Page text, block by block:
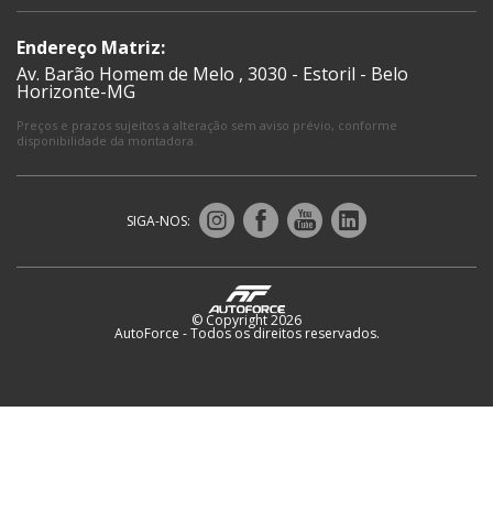
Endereço Matriz:
Av. Barão Homem de Melo , 3030 - Estoril - Belo
Horizonte-MG
Preços e prazos sujeitos a alteração sem aviso prévio, conforme
disponibilidade da montadora.
© Copyright 2026
AutoForce - Todos os direitos reservados.
SIGA-NOS: